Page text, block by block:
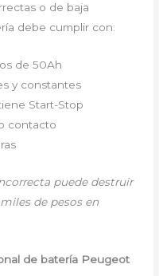
o de baja
debe cumplir con:
de 50Ah
y constantes
Start-Stop
contacto
puede destruir
de pesos en
de batería Peugeot